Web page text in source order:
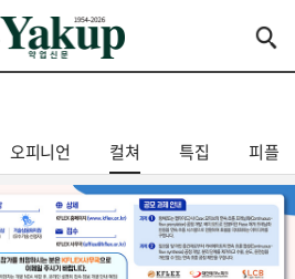
오피니언 컬쳐 특집 피플